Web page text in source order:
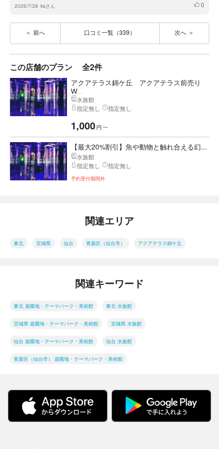
2026/7/28 ksさん いいね
0
前へ 口コミ一覧（339） 次へ
この店舗のプラン 全2件
アクアテラス錦ケ丘 アクアテラス前売り
W...
水族館
指定無し
指定無し
1,000円 〜
【最大20%割引】魚や動物と触れ合える幻...
水族館
指定無し
指定無し
予約受付期間外
関連エリア
東北 宮城県 仙台 青葉区（仙台市） アクアテラス錦ケ丘
関連キーワード
東北 遊園地・テーマパーク・美術館 東北 水族館
宮城県 遊園地・テーマパーク・美術館 宮城県 水族館
仙台 遊園地・テーマパーク・美術館 仙台 水族館
青葉区（仙台市） 遊園地・テーマパーク・美術館